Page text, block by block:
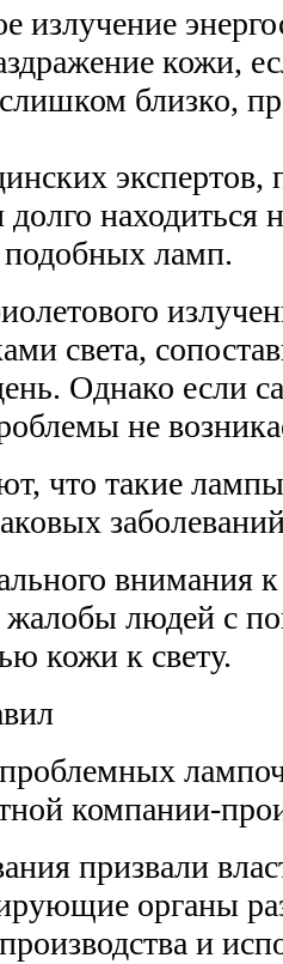
излучение
кожи,
близко,
экспертов,
находиться
ламп.
света,
Однако если
не
что такие
внимания
жалобы людей с
кожи к свету.
компании-
призвали
органы
и